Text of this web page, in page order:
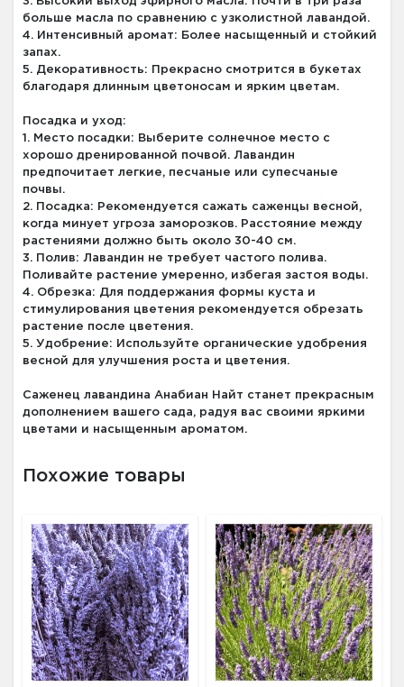
больше масла по сравнению с узколистной лавандой.
4. Интенсивный аромат: Более насыщенный и стойкий
запах.
5. Декоративность: Прекрасно смотрится в букетах
благодаря длинным цветоносам и ярким цветам.
Посадка и уход:
1. Место посадки: Выберите солнечное место с
хорошо дренированной почвой. Лавандин
предпочитает легкие, песчаные или супесчаные
почвы.
2. Посадка: Рекомендуется сажать саженцы весной,
когда минует угроза заморозков. Расстояние между
растениями должно быть около 30-40 см.
3. Полив: Лавандин не требует частого полива.
Поливайте растение умеренно, избегая застоя воды.
4. Обрезка: Для поддержания формы куста и
стимулирования цветения рекомендуется обрезать
растение после цветения.
5. Удобрение: Используйте органические удобрения
весной для улучшения роста и цветения.
Саженец лавандина Анабиан Найт станет прекрасным
дополнением вашего сада, радуя вас своими яркими
цветами и насыщенным ароматом.
Похожие товары